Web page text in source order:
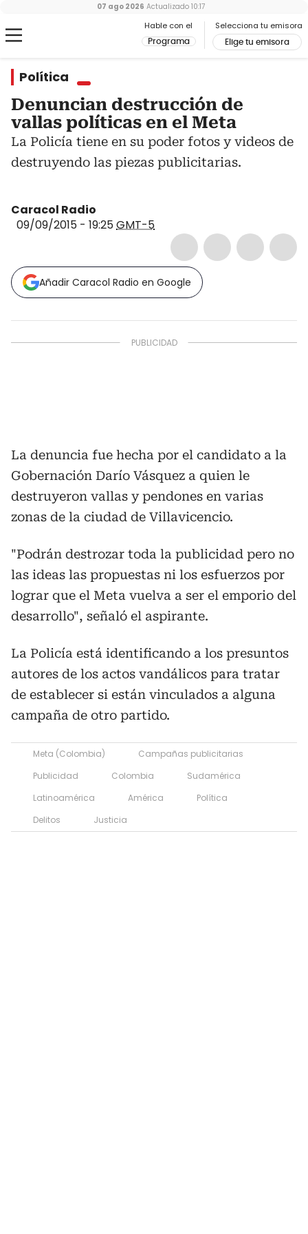
Hable con el
Programa
Selecciona tu emisora
Elige tu emisora
07 ago 2026 Actualizado 10:17
Política
Denuncian destrucción de
vallas políticas en el Meta
La Policía tiene en su poder fotos y videos de
destruyendo las piezas publicitarias.
Caracol Radio
09/09/2015 - 19:25GMT-5
Añadir Caracol Radio en Google
La denuncia fue hecha por el candidato a la
Gobernación Darío Vásquez a quien le
destruyeron vallas y pendones en varias
zonas de la ciudad de Villavicencio.
"Podrán destrozar toda la publicidad pero no
las ideas las propuestas ni los esfuerzos por
lograr que el Meta vuelva a ser el emporio del
desarrollo", señaló el aspirante.
La Policía está identificando a los presuntos
autores de los actos vandálicos para tratar
de establecer si están vinculados a alguna
campaña de otro partido.
Meta (Colombia)
Campañas publicitarias
Publicidad
Colombia
Sudamérica
Latinoamérica
América
Política
Delitos
Justicia